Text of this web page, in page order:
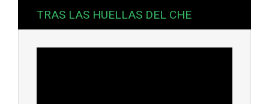
TRAS LAS HUELLAS DEL CHE